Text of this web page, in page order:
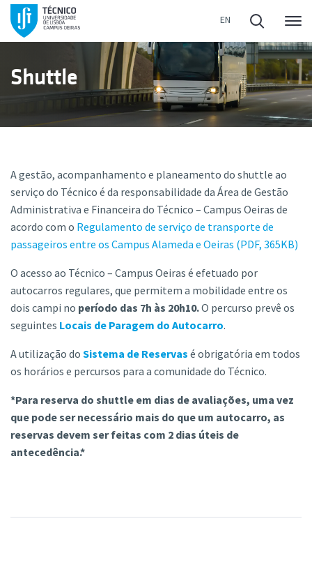
Shuttle
A gestão, acompanhamento e planeamento do shuttle ao
serviço do Técnico é da responsabilidade da Área de Gestão
Administrativa e Financeira do Técnico – Campus Oeiras de
acordo com o Regulamento de serviço de transporte de
passageiros entre os Campus Alameda e Oeiras (PDF, 365KB)
O acesso ao Técnico – Campus Oeiras é efetuado por
autocarros regulares, que permitem a mobilidade entre os
dois campi no período das 7h às 20h10.O percurso prevê os
seguintes Locais de Paragem do Autocarro.
A utilização do Sistema de Reservas é obrigatória em todos
os horários e percursos para a comunidade do Técnico.
*Para reserva do shuttle em dias de avaliações, uma vez
que pode ser necessário mais do que um autocarro, as
reservas devem ser feitas com 2 dias úteis de
antecedência.*